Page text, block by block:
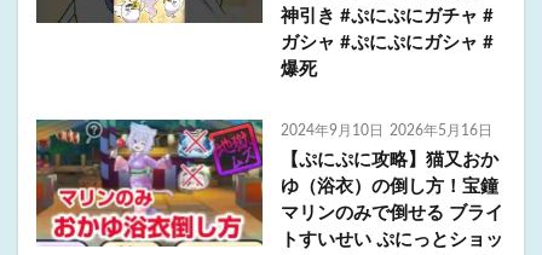
神引き #ぷにぷにガチャ #
ガシャ #ぷにぷにガシャ #
爆死
2024年9月10日 2026年5月16日
【ぷにぷに攻略】猫又おか
ゆ（浴衣）の倒し方！宝鐘
マリンのみで倒せる ブライ
トすいせい ぷにっとショッ